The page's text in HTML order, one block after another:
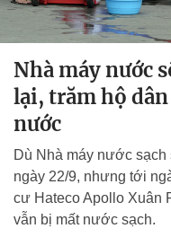
Nhà máy nước
lại, trăm hộ
nước
Dù Nhà máy nước
ngày 22/9, nhưng tới
cư Hateco Apollo Xuân
vẫn bị mất nước sạch.